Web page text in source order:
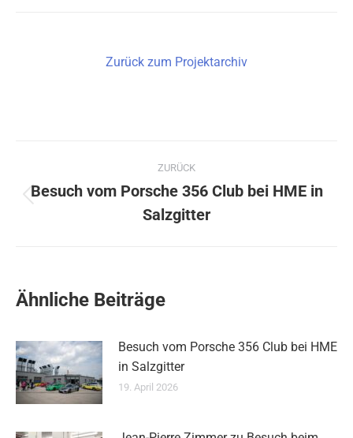
Zurück zum Projektarchiv
Kommentarnavigation
ZURÜCK
Beitrag:
Besuch vom Porsche 356 Club bei HME in
Salzgitter
Ähnliche Beiträge
Besuch vom Porsche 356 Club bei HME
in Salzgitter
19. April 2026